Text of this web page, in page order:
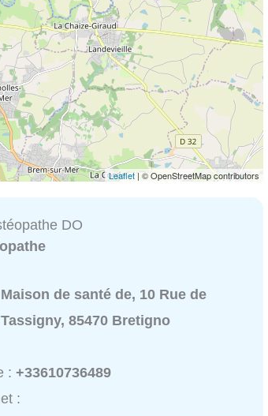
Leaflet | © OpenStreetMap contributors
DO
Maison de santé de, 10 Rue de
85470 Bretigno
:+33610736489
: